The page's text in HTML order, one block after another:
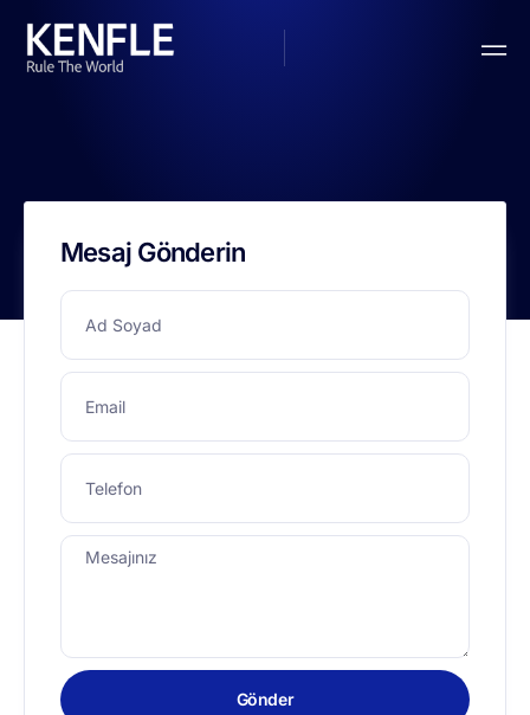
Mesaj Gönderin
Gönder